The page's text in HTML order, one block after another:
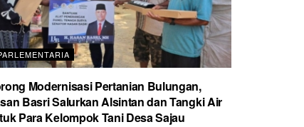
Modernisasi Pertanian Bulungan,
Basri Salurkan Alsintan dan Tangki Air
Para Kelompok Tani Desa Sajau